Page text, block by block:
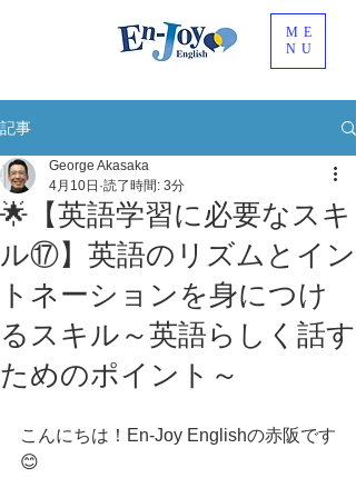
ME
NU
記事
🌟【英語学習に必要なスキ
ル⑰】英語のリズムとイン
トネーションを身につけ
るスキル～英語らしく話す
ためのポイント～
George Akasaka
4月10日 読了時間: 3分
こんにちは！En-Joy Englishの赤阪です
😊